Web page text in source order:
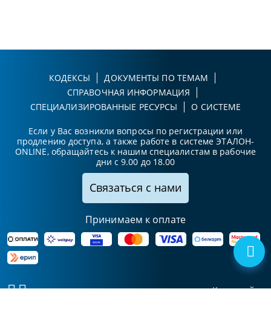
КОДЕКСЫ
ДОКУМЕНТЫ ПО ТЕМАМ
СПРАВОЧНАЯ ИНФОРМАЦИЯ
СПЕЦИАЛИЗИРОВАННЫЕ РЕСУРСЫ
О СИСТЕМЕ
Если у Вас возникли вопросы по регистрации или
продлению доступа, а также работе в системе ЭТАЛОН-
ONLINE, обращайтесь к нашим специалистам в рабочие
дни с 9.00 до 18.00
Связаться с нами
Принимаем к оплате
Карта сайта